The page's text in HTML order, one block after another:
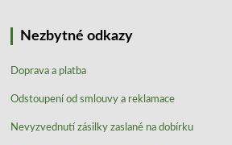
Nezbytné odkazy
Doprava a platba
Odstoupení od smlouvy a reklamace
Nevyzvednutí zásilky zaslané na dobírku